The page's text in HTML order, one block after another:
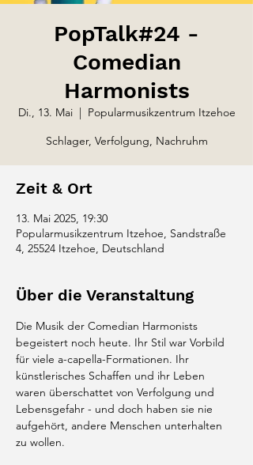
PopTalk#24 -
Comedian
Harmonists
Di., 13. Mai
  |
Popularmusikzentrum Itzehoe
Schlager, Verfolgung, Nachruhm
Zeit & Ort
13. Mai 2025, 19:30
Popularmusikzentrum Itzehoe, Sandstraße
4, 25524 Itzehoe, Deutschland
Über die Veranstaltung
Die Musik der Comedian Harmonists
begeistert noch heute. Ihr Stil war Vorbild
für viele a-capella-Formationen. Ihr
künstlerisches Schaffen und ihr Leben
waren überschattet von Verfolgung und
Lebensgefahr - und doch haben sie nie
aufgehört, andere Menschen unterhalten
zu wollen.